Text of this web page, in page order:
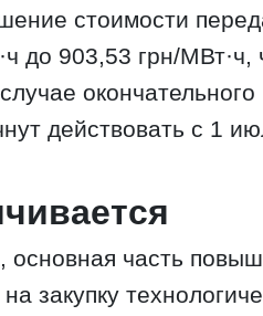
стоимости
до 903,53 грн/МВт·ч,
окончательного
действовать с 1
часть
закупку